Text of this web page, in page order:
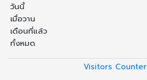
วันนี้
เมื่อวาน
เดือนที่แล้ว
ทั้งหมด
Visitors Counter